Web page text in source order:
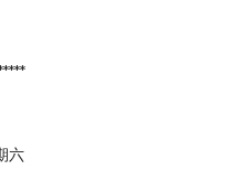
六